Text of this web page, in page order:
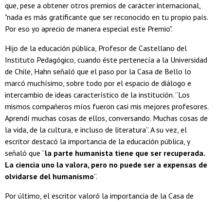
que, pese a obtener otros premios de carácter internacional,
"nada es más gratificante que ser reconocido en tu propio país.
Por eso yo aprecio de manera especial este Premio".
Hijo de la educación pública, Profesor de Castellano del
Instituto Pedagógico, cuando éste pertenecía a la Universidad
de Chile, Hahn señaló que el paso por la Casa de Bello lo
marcó muchísimo, sobre todo por el espacio de diálogo e
intercambio de ideas característico de la institución. “Los
mismos compañeros míos fueron casi mis mejores profesores.
Aprendí muchas cosas de ellos, conversando. Muchas cosas de
la vida, de la cultura, e incluso de literatura”. A su vez, el
escritor destacó la importancia de la educación pública, y
señaló que “la parte humanista tiene que ser recuperada.
La ciencia uno la valora, pero no puede ser a expensas de
olvidarse del humanismo”.
Por último, el escritor valoró la importancia de la Casa de